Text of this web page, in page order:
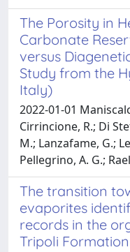
The Porosity in
Carbonate
versus
Study from the
Italy)
2022-01-01
Cirrincione, R.; Di
M.; Lanzafame, G.;
Pellegrino, A. G.;
The transition
evaporites
records in the
Tripoli